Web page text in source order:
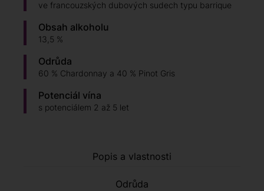
ve francouzských dubových sudech typu barrique
Obsah alkoholu
13,5 %
Odrůda
60 % Chardonnay a 40 % Pinot Gris
Potenciál vína
s potenciálem 2 až 5 let
Popis a vlastnosti
Odrůda